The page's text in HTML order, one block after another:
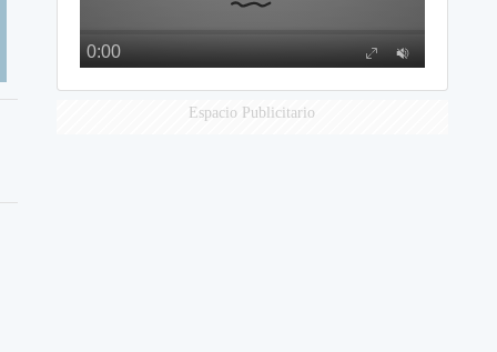
Espacio Publicitario